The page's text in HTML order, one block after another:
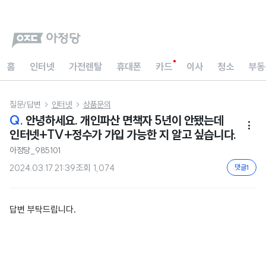
홈 인터넷 가전렌탈 휴대폰 카드 이사 청소 부
질문/답변  인터넷  상품문의
Q. 안녕하세요. 개인파산 면책자 5년이 안됐는데
인터넷+TV+정수가 가입 가능한 지 알고 싶습니다.

아정당_985101
2024.03.17 21:39조회 1,074 댓글1
답변 부탁드립니다.